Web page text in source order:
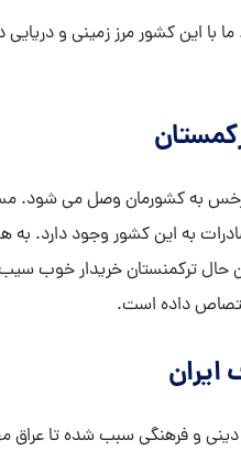
ما با این کشور مرز زمینی و
به کشورمان وصل می شود.
به این کشور وجود دارد. به
داده است.
ایران
و فرهنگی سبب شده تا عراق